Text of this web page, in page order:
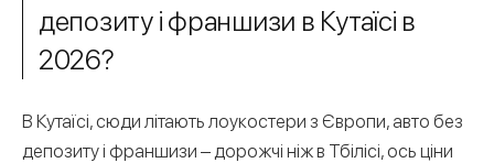
депозиту і франшизи в Кутаїсі в
2026?
В Кутаїсі, сюди літають лоукостери з Європи, авто без
депозиту і франшизи – дорожчі ніж в Тбілісі, ось ціни